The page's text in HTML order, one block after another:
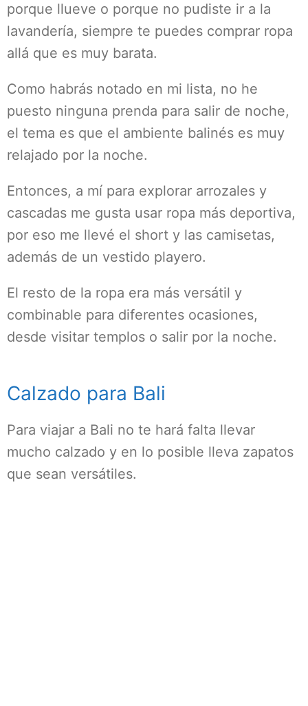
porque llueve o porque no pudiste ir a la
lavandería, siempre te puedes comprar ropa
allá que es muy barata.
Como habrás notado en mi lista, no he
puesto ninguna prenda para salir de noche,
el tema es que el ambiente balinés es muy
relajado por la noche.
Entonces, a mí para explorar arrozales y
cascadas me gusta usar ropa más deportiva,
por eso me llevé el short y las camisetas,
además de un vestido playero.
El resto de la ropa era más versátil y
combinable para diferentes ocasiones,
desde visitar templos o salir por la noche.
Calzado para Bali
Para viajar a Bali no te hará falta llevar
mucho calzado y en lo posible lleva zapatos
que sean versátiles.